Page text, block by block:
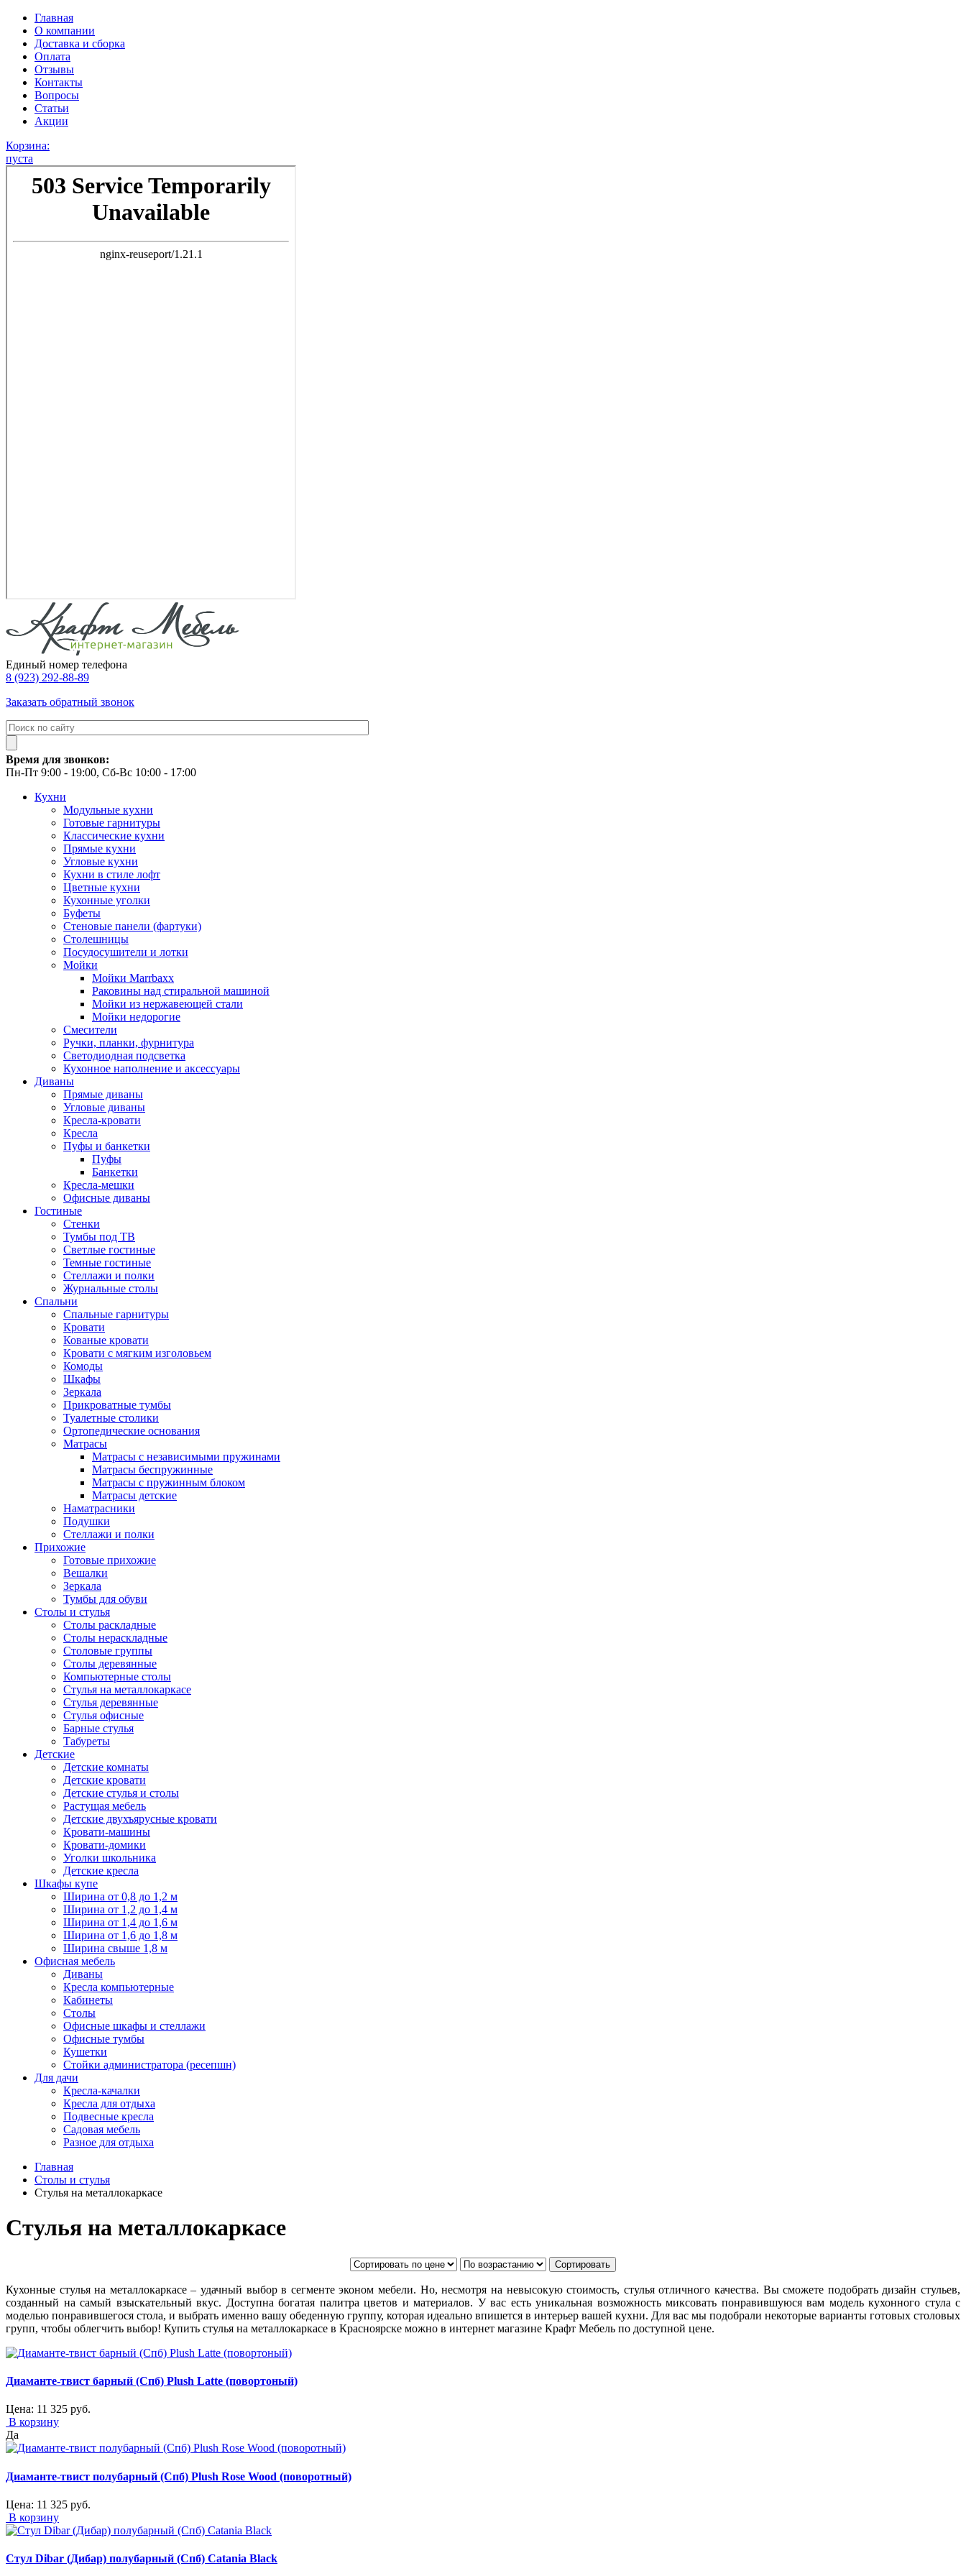
Главная
О компании
Доставка и сборка
Оплата
Отзывы
Контакты
Вопросы
Статьи
Акции
Корзина:
пуста
Единый номер телефона
8 (923) 292-88-89
Заказать обратный звонок
Время для звонков:
Пн-Пт 9:00 - 19:00, Сб-Вс 10:00 - 17:00
Кухни
Модульные кухни
Готовые гарнитуры
Классические кухни
Прямые кухни
Угловые кухни
Кухни в стиле лофт
Цветные кухни
Кухонные уголки
Буфеты
Стеновые панели (фартуки)
Столешницы
Посудосушители и лотки
Мойки
Мойки Marrbaxx
Раковины над стиральной машиной
Мойки из нержавеющей стали
Мойки недорогие
Смесители
Ручки, планки, фурнитура
Светодиодная подсветка
Кухонное наполнение и аксессуары
Диваны
Прямые диваны
Угловые диваны
Кресла-кровати
Кресла
Пуфы и банкетки
Пуфы
Банкетки
Кресла-мешки
Офисные диваны
Гостиные
Стенки
Тумбы под ТВ
Светлые гостиные
Темные гостиные
Стеллажи и полки
Журнальные столы
Спальни
Спальные гарнитуры
Кровати
Кованые кровати
Кровати с мягким изголовьем
Комоды
Шкафы
Зеркала
Прикроватные тумбы
Туалетные столики
Ортопедические основания
Матрасы
Матрасы с независимыми пружинами
Матрасы беспружинные
Матрасы с пружинным блоком
Матрасы детские
Наматрасники
Подушки
Стеллажи и полки
Прихожие
Готовые прихожие
Вешалки
Зеркала
Тумбы для обуви
Столы и стулья
Столы раскладные
Столы нераскладные
Столовые группы
Столы деревянные
Компьютерные столы
Стулья на металлокаркасе
Стулья деревянные
Стулья офисные
Барные стулья
Табуреты
Детские
Детские комнаты
Детские кровати
Детские стулья и столы
Растущая мебель
Детские двухъярусные кровати
Кровати-машины
Кровати-домики
Уголки школьника
Детские кресла
Шкафы купе
Ширина от 0,8 до 1,2 м
Ширина от 1,2 до 1,4 м
Ширина от 1,4 до 1,6 м
Ширина от 1,6 до 1,8 м
Ширина свыше 1,8 м
Офисная мебель
Диваны
Кресла компьютерные
Кабинеты
Столы
Офисные шкафы и стеллажи
Офисные тумбы
Кушетки
Стойки администратора (ресепшн)
Для дачи
Кресла-качалки
Кресла для отдыха
Подвесные кресла
Садовая мебель
Разное для отдыха
Главная
Столы и стулья
Стулья на металлокаркасе
Стулья на металлокаркасе
Кухонные стулья на металлокаркасе – удачный выбор в сегменте эконом мебели. Но, несмотря на невысокую стоимость, стулья отличного качества. Вы сможете подобрать дизайн стульев,
созданный на самый взыскательный вкус. Доступна богатая палитра цветов и материалов. У вас есть уникальная возможность миксовать понравившуюся вам модель кухонного стула с
моделью понравившегося стола, и выбрать именно вашу обеденную группу, которая идеально впишется в интерьер вашей кухни. Для вас мы подобрали некоторые варианты готовых столовых
групп, чтобы облегчить выбор! Купить стулья на металлокаркасе в Красноярске можно в интернет магазине Крафт Мебель по доступной цене.
Диаманте-твист барный (Спб) Plush Latte (повортоный)
Цена: 11 325 руб.
В корзину
Да
Диаманте-твист полубарный (Спб) Plush Rose Wood (поворотный)
Цена: 11 325 руб.
В корзину
Стул Dibar (Дибар) полубарный (Спб) Catania Black